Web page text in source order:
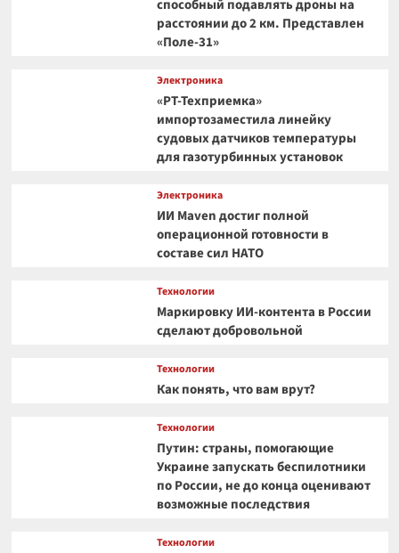
способный подавлять дроны на
расстоянии до 2 км. Представлен
«Поле-31»
Электроника
«РТ-Техприемка»
импортозаместила линейку
судовых датчиков температуры
для газотурбинных установок
Электроника
ИИ Maven достиг полной
операционной готовности в
составе сил НАТО
Технологии
Маркировку ИИ-контента в России
сделают добровольной
Технологии
Как понять, что вам врут?
Технологии
Путин: страны, помогающие
Украине запускать беспилотники
по России, не до конца оценивают
возможные последствия
Технологии